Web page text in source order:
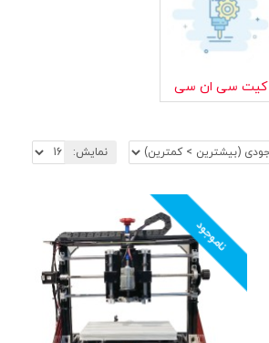
کیت سی ان سی
نمایش:
ناموجود